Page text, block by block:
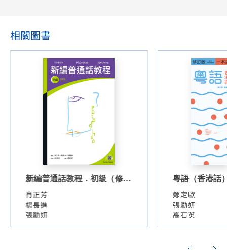
相關圖書
新編普通話教程．初級（修訂
肖正芳
楊長進
張勵妍
粵語（香港話
鄭定歐
張勵妍
高石英